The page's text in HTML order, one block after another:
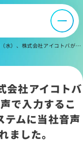
する、声で入力することでクーポンが獲得できるシステムに当社音声認識技術AmiVoiceが採用されました。
会社アイコトバ
で入力するこ
テムに当社音声
ました。